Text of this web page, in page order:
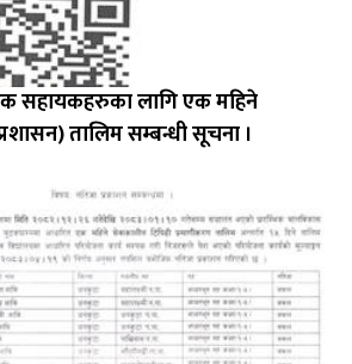
सहायकहरुका लागि एक महिने
तालिम सम्बन्धी सूचना ।